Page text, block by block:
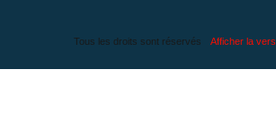
Tous les droits sont réservés Afficher la